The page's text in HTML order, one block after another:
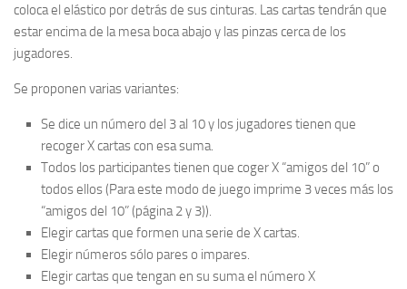
coloca el elástico por detrás de sus cinturas. Las cartas tendrán que
estar encima de la mesa boca abajo y las pinzas cerca de los
jugadores.
Se proponen varias variantes:
Se dice un número del 3 al 10 y los jugadores tienen que
recoger X cartas con esa suma.
Todos los participantes tienen que coger X “amigos del 10” o
todos ellos (Para este modo de juego imprime 3 veces más los
“amigos del 10” (página 2 y 3)).
Elegir cartas que formen una serie de X cartas.
Elegir números sólo pares o impares.
Elegir cartas que tengan en su suma el número X